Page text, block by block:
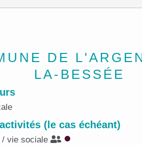
DE
LA-BESSÉE
(le cas échéant)
/ vie sociale